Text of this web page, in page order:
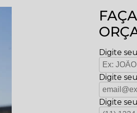
Digite
Digite
Digite